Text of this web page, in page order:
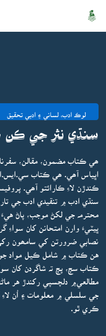
لوڪ ادب، لساني ۽ ادبي تحقيق
سنڌي نثر جي ڪن
ھي ڪتاب مضمون، مقالن،
اڀياس آھي. ھي ڪتاب
ڪندڙن لاءِ ڪارائتو آھي.
سنڌي ادب ۾ تنقيدي ادب جي
ڀيٽيءَ وارن امتحانن کان
نصابي ضرورتن کي سامھون
هن ڪتاب ۾ شامل ڪيل مواد جو
ڪتاب سچ، پچ تہ شاگردن کان
مطالعي۾ دلچسپي رکندڙ هر
جي سلسلي ۾ معلومات ۽ اُن لاءِ
ڪري ٿو.